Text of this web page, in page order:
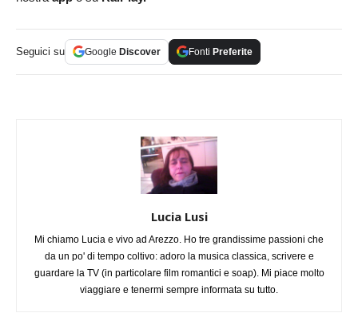
Seguici su Google Discover Fonti Preferite
Lucia Lusi
Mi chiamo Lucia e vivo ad Arezzo. Ho tre grandissime passioni che
da un po' di tempo coltivo: adoro la musica classica, scrivere e
guardare la TV (in particolare film romantici e soap). Mi piace molto
viaggiare e tenermi sempre informata su tutto.